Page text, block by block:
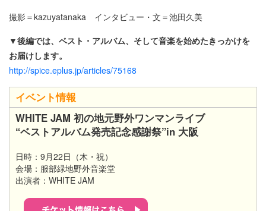
撮影＝kazuyatanaka インタビュー・文＝池田久美
▼後編では、ベスト・アルバム、そして音楽を始めたきっかけを
お届けします。​
http://spice.eplus.jp/articles/75168
イベント情報
WHITE JAM 初の地元野外ワンマンライブ
“ベストアルバム発売記念感謝祭”in 大阪
日時：9月22日（木・祝）
会場：服部緑地野外音楽堂
出演者：WHITE JAM